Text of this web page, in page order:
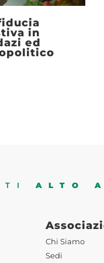
in
ed
ALTO
Chi Siamo
Sedi